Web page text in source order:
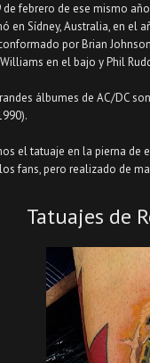
febrero de ese mismo
en Sídney, Australia, en el
por Brian
en el bajo y Phil
álbumes de AC/DC
el tatuaje en la pierna de
fans, pero realizado de
Tatuajes de